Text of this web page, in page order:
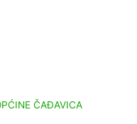
ČAĐAVICA